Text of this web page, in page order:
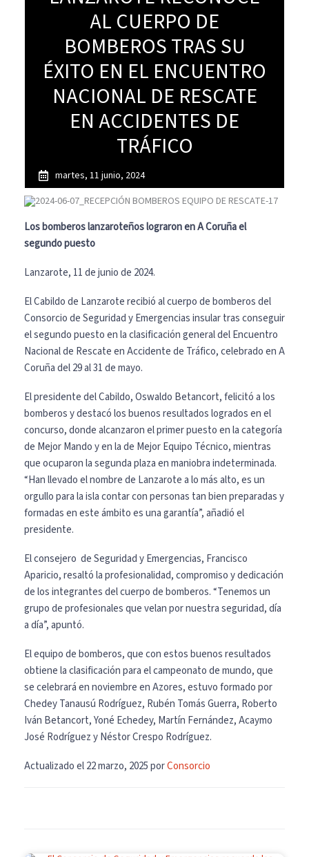
AL CUERPO DE
BOMBEROS TRAS SU
ÉXITO EN EL ENCUENTRO
NACIONAL DE RESCATE
EN ACCIDENTES DE
TRÁFICO
martes, 11 junio, 2024
Los bomberos lanzaroteños lograron en A Coruña el
segundo puesto
Lanzarote, 11 de junio de 2024.
El Cabildo de Lanzarote recibió al cuerpo de bomberos del
Consorcio de Seguridad y Emergencias insular tras conseguir
el segundo puesto en la clasificación general del Encuentro
Nacional de Rescate en Accidente de Tráfico, celebrado en A
Coruña del 29 al 31 de mayo.
El presidente del Cabildo, Oswaldo Betancort, felicitó a los
bomberos y destacó los buenos resultados logrados en el
concurso, donde alcanzaron el primer puesto en la categoría
de Mejor Mando y en la de Mejor Equipo Técnico, mientras
que ocuparon la segunda plaza en maniobra indeterminada.
“Han llevado el nombre de Lanzarote a lo más alto, es un
orgullo para la isla contar con personas tan bien preparadas y
formadas en este ámbito es una garantía”, añadió el
presidente.
El consejero de Seguridad y Emergencias, Francisco
Aparicio, resaltó la profesionalidad, compromiso y dedicación
de los integrantes del cuerpo de bomberos. “Tenemos un
grupo de profesionales que velan por nuestra seguridad, día
a día”, apuntó.
El equipo de bomberos, que con estos buenos resultados
obtiene la clasificación para el campeonato de mundo, que
se celebrará en noviembre en Azores, estuvo formado por
Chedey Tanausú Rodríguez, Rubén Tomás Guerra, Roberto
Iván Betancort, Yoné Echedey, Martín Fernández, Acaymo
José Rodríguez y Néstor Crespo Rodríguez.
Actualizado el 22 marzo, 2025 porConsorcio